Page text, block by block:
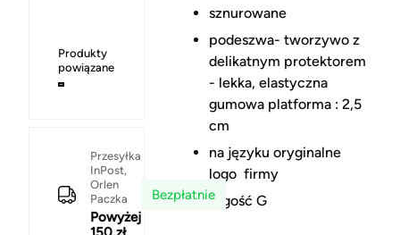
Produkty
powiązane
Przesyłka
InPost,
Orlen
Paczka
Powyżej
Bezpłatnie
sznurowane
podeszwa- tworzywo z
delikatnym protektorem
- lekka, elastyczna
gumowa platforma : 2,5
cm
na języku oryginalne
logo firmy
tęgość G